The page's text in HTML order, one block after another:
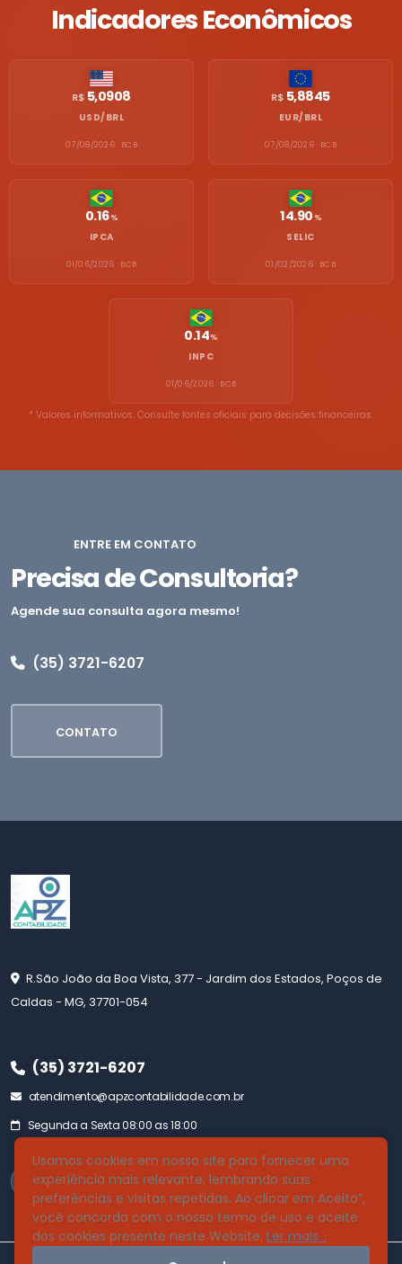
Indicadores Econômicos
R$ 5,0908
USD/BRL
07/08/2026 · BCB
R$ 5,8845
EUR/BRL
07/08/2026 · BCB
0.16%
IPCA
01/06/2026 · BCB
14.90%
SELIC
01/02/2026 · BCB
0.14%
INPC
01/06/2026 · BCB
* Valores informativos. Consulte fontes oficiais para decisões financeiras.
ENTRE EM CONTATO
Precisa de Consultoria?
Agende sua consulta agora mesmo!
(35) 3721-6207
CONTATO
R.São João da Boa Vista, 377 - Jardim dos Estados, Poços de
Caldas - MG, 37701-054
(35) 3721-6207
atendimento@apzcontabilidade.com.br
Segunda a Sexta 08:00 as 18:00
Usamos cookies em nosso site para fornecer uma
experiência mais relevante, lembrando suas
preferências e visitas repetidas. Ao clicar em Aceito”,
você concorda com o nosso termo de uso e aceite
dos cookies presente neste Website. Ler mais...